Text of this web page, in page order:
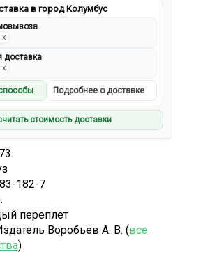
в город Колумбус
доставка
Подробнее о доставке
стоимость доставки
182-7
переплет
Воробьев А. В. (все
)